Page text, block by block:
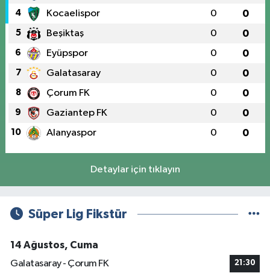
4 Kocaelispor 0 0
5 Beşiktaş 0 0
6 Eyüpspor 0 0
7 Galatasaray 0 0
8 Çorum FK 0 0
9 Gaziantep FK 0 0
10 Alanyaspor 0 0
Detaylar için tıklayın
Süper Lig Fikstür
14 Ağustos, Cuma
Galatasaray - Çorum FK
21:30